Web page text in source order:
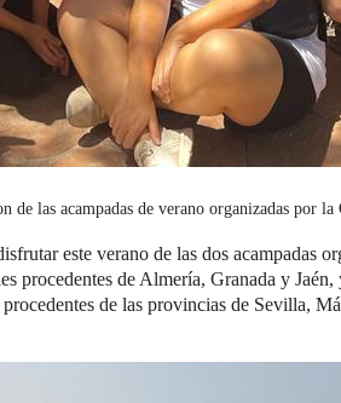
de las acampadas de verano organizadas por
este verano de las dos acampadas
procedentes de Almería, Granada y
de las provincias de Sevilla,